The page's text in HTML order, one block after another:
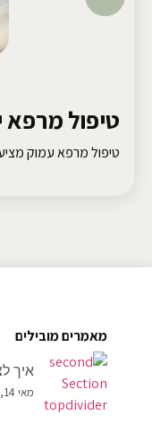
טיפול מרפא
טיפול מרפא עמוק
מאמרים מובילים
איך
מאי 14, 2018